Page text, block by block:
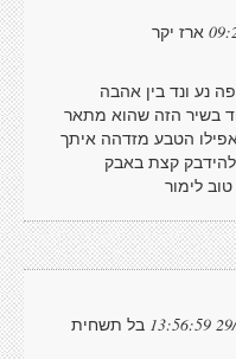
ארז יקר
נע ונד בין אהבה
בשיר הזה שהוא מתאר
הטבע מזדהה איתך
להידבק קצת באבק
לימור
29/ בל תשחית